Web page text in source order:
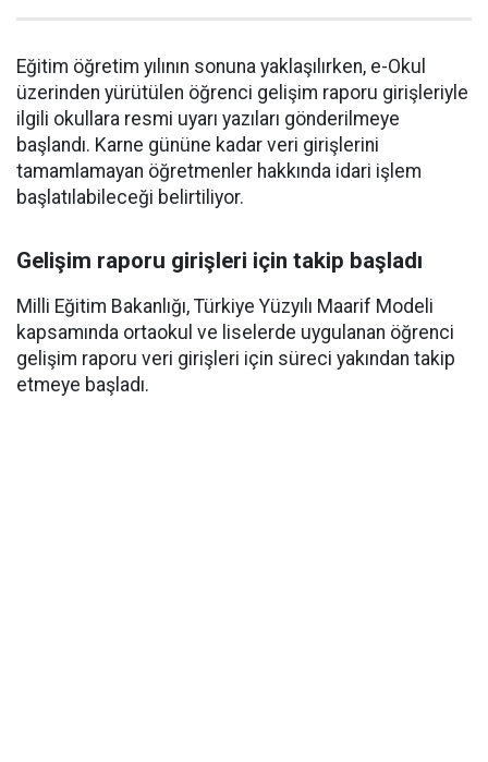
Eğitim öğretim yılının sonuna yaklaşılırken, e-Okul
üzerinden yürütülen öğrenci gelişim raporu girişleriyle
ilgili okullara resmi uyarı yazıları gönderilmeye
başlandı. Karne gününe kadar veri girişlerini
tamamlamayan öğretmenler hakkında idari işlem
başlatılabileceği belirtiliyor.
Gelişim raporu girişleri için takip başladı
Milli Eğitim Bakanlığı, Türkiye Yüzyılı Maarif Modeli
kapsamında ortaokul ve liselerde uygulanan öğrenci
gelişim raporu veri girişleri için süreci yakından takip
etmeye başladı.